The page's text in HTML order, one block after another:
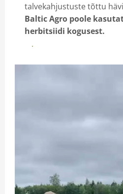
talvekahjustuste tõttu
Baltic Agro poole
herbitsiidi kogusest.
Vaata YouTube'is